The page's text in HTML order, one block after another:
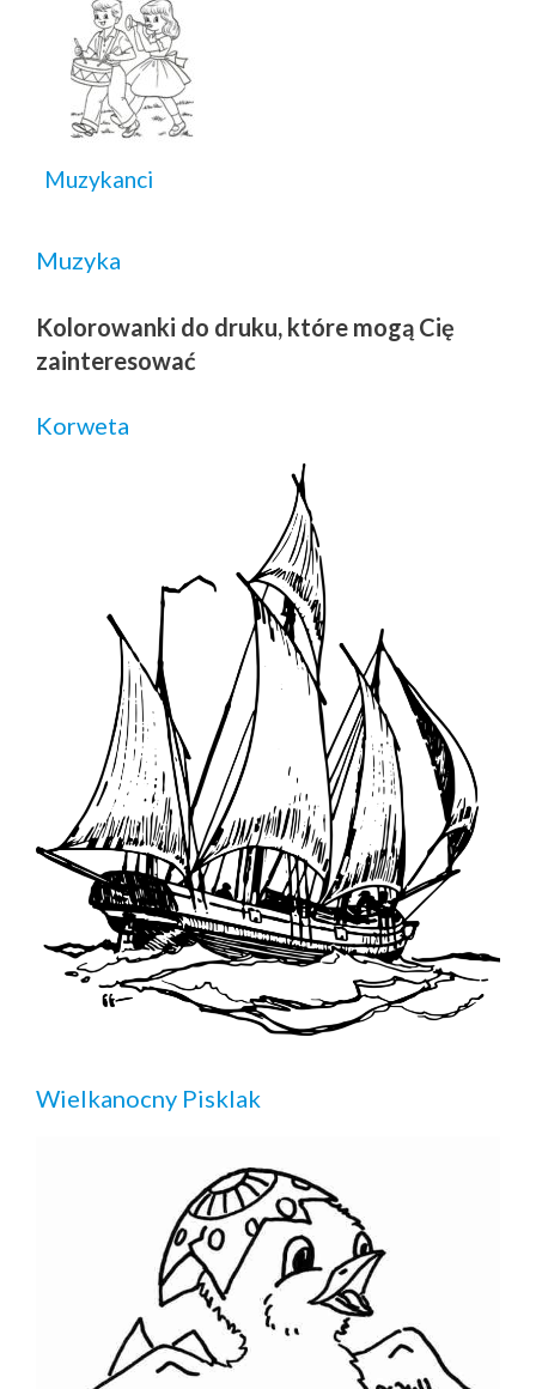
Muzykanci
Muzyka
Kolorowanki do druku, które mogą Cię
zainteresować
Korweta
Wielkanocny Pisklak